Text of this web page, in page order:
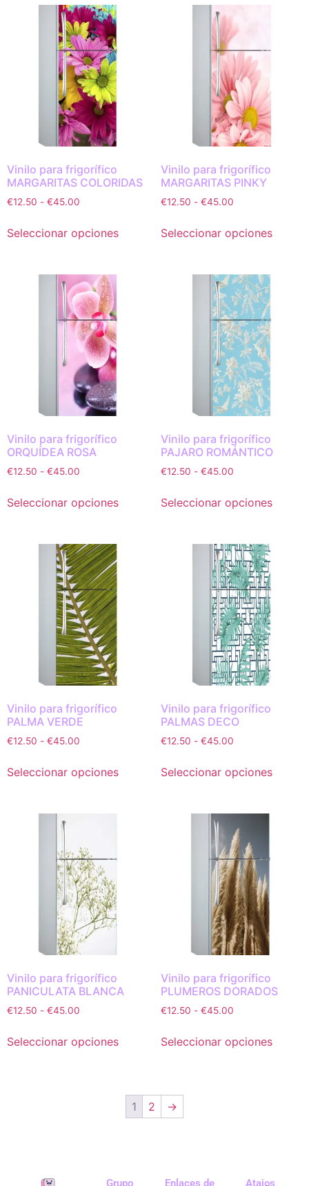
Vinilo para frigorífico
MARGARITAS COLORIDAS
€12.50 - €45.00
Seleccionar opciones
Vinilo para frigorífico
MARGARITAS PINKY
€12.50 - €45.00
Seleccionar opciones
Vinilo para frigorífico
ORQUÍDEA ROSA
€12.50 - €45.00
Seleccionar opciones
Vinilo para frigorífico
PAJARO ROMÁNTICO
€12.50 - €45.00
Seleccionar opciones
Vinilo para frigorífico
PALMA VERDE
€12.50 - €45.00
Seleccionar opciones
Vinilo para frigorífico
PALMAS DECO
€12.50 - €45.00
Seleccionar opciones
Vinilo para frigorífico
PANICULATA BLANCA
€12.50 - €45.00
Seleccionar opciones
Vinilo para frigorífico
PLUMEROS DORADOS
€12.50 - €45.00
Seleccionar opciones
1 2 →
Grupo Enlaces de Atajos